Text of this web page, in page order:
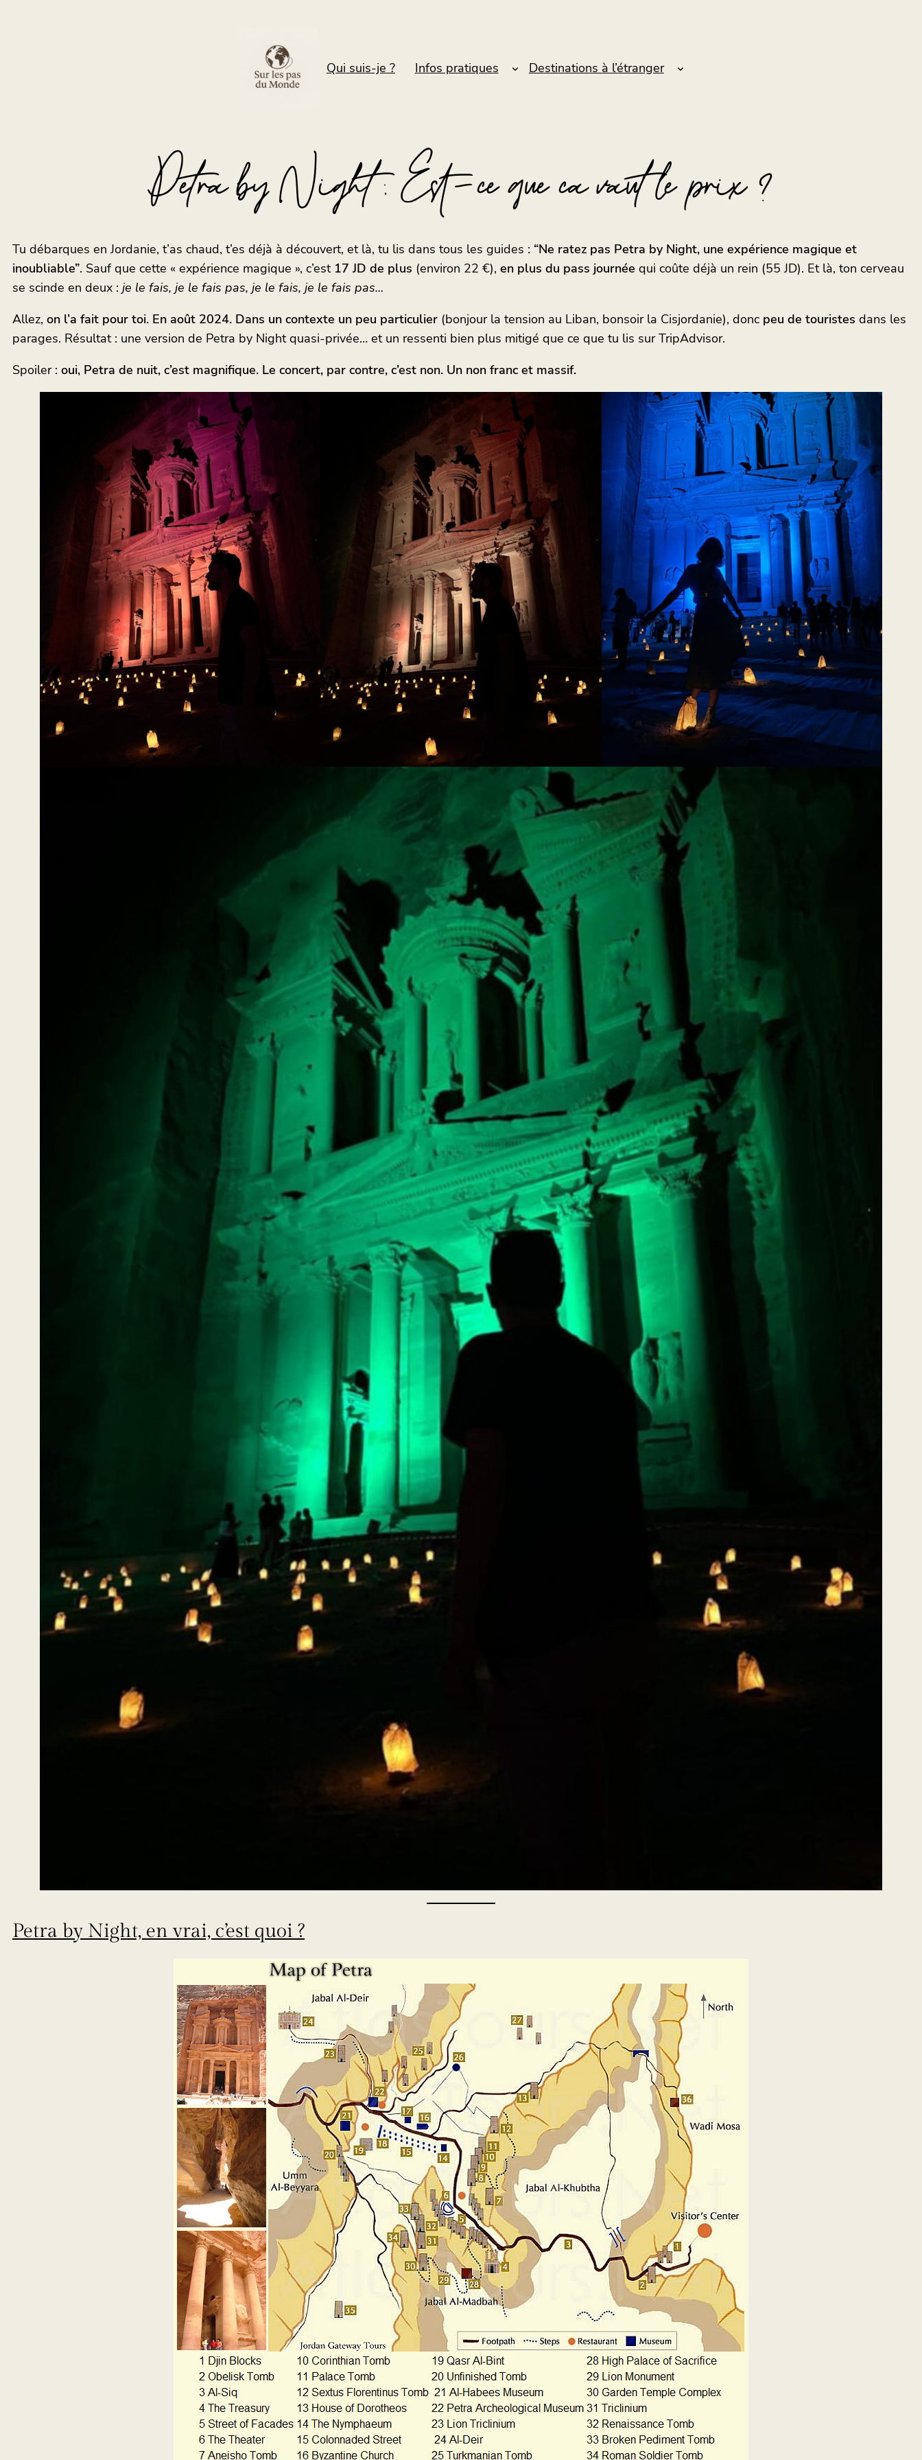
Qui suis-je ? Infos pratiques Destinations à l’étranger
Petra by Night : Est-ce que ça vaut le prix ?
Tu débarques en Jordanie, t’as chaud, t’es déjà à découvert, et là, tu lis dans tous les guides : “Ne ratez pas Petra by Night, une expérience magique et
inoubliable”. Sauf que cette « expérience magique », c’est 17 JD de plus (environ 22 €), en plus du pass journée qui coûte déjà un rein (55 JD). Et là, ton cerveau
se scinde en deux : je le fais, je le fais pas, je le fais, je le fais pas…
Allez, on l’a fait pour toi. En août 2024. Dans un contexte un peu particulier (bonjour la tension au Liban, bonsoir la Cisjordanie), donc peu de touristes dans les
parages. Résultat : une version de Petra by Night quasi-privée… et un ressenti bien plus mitigé que ce que tu lis sur TripAdvisor.
Spoiler : oui, Petra de nuit, c’est magnifique. Le concert, par contre, c’est non. Un non franc et massif.
Petra by Night, en vrai, c’est quoi ?